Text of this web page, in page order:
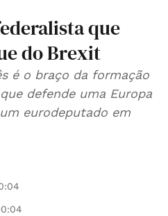
que
do Brexit
é o braço da formação
defende uma Europa
eurodeputado em